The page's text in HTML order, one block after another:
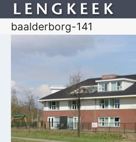
baalderborg-141